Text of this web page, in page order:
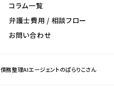
コラム一覧
弁護士費用 / 相談フロー
お問い合わせ
債務整理AIエージェントのぱらりこさん